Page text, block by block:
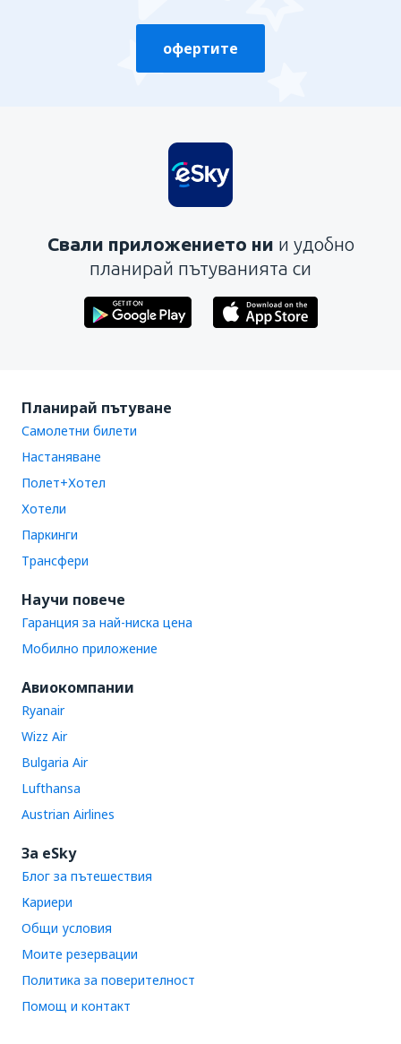
офертите
Свали приложението ни и удобно
планирай пътуванията си
Планирай пътуване
Самолетни билети
Настаняване
Полет+Хотел
Хотели
Паркинги
Трансфери
Научи повече
Гаранция за най-ниска цена
Мобилно приложение
Авиокомпании
Ryanair
Wizz Air
Bulgaria Air
Lufthansa
Austrian Airlines
За eSky
Блог за пътешествия
Кариери
Общи условия
Моите резервации
Политика за поверителност
Помощ и контакт